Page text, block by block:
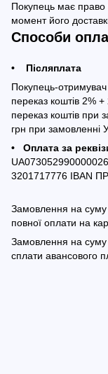
Покупець має право
момент його
Способи
• Післяплата
Покупець-отримувач
переказ коштів 2%
переказ коштів
грн при замовленні
• Оплата за
3201717776 IBAN
Замовлення на
повної оплати на
Замовлення на суму
сплати авансового